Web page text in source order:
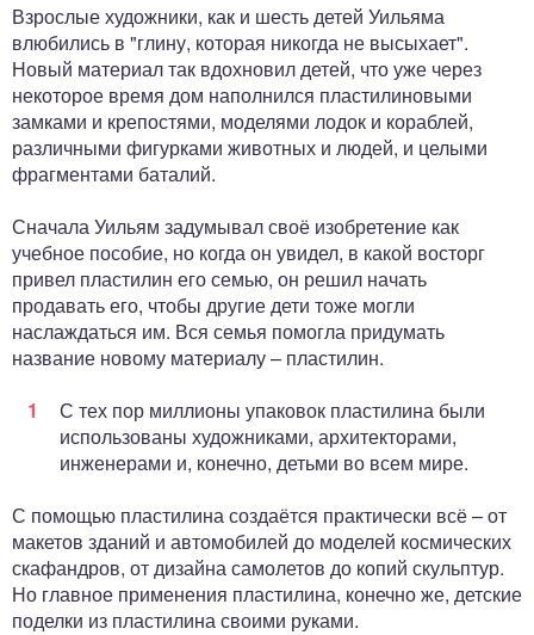
Взрослые художники, как и шесть детей Уильяма
влюбились в "глину, которая никогда не высыхает".
Новый материал так вдохновил детей, что уже через
некоторое время дом наполнился пластилиновыми
замками и крепостями, моделями лодок и кораблей,
различными фигурками животных и людей, и целыми
фрагментами баталий.
Сначала Уильям задумывал своё изобретение как
учебное пособие, но когда он увидел, в какой восторг
привел пластилин его семью, он решил начать
продавать его, чтобы другие дети тоже могли
наслаждаться им. Вся семья помогла придумать
название новому материалу – пластилин.
С тех пор миллионы упаковок пластилина были
использованы художниками, архитекторами,
инженерами и, конечно, детьми во всем мире.
С помощью пластилина создаётся практически всё – от
макетов зданий и автомобилей до моделей космических
скафандров, от дизайна самолетов до копий скульптур.
Но главное применения пластилина, конечно же, детские
поделки из пластилина своими руками.